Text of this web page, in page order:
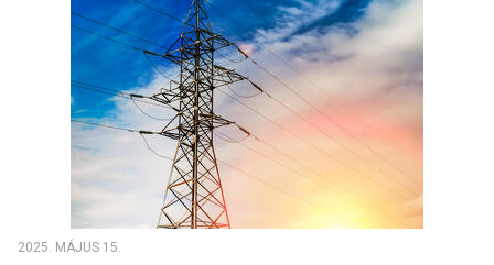
2025. MÁJUS 15.